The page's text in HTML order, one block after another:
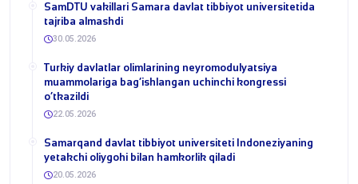
SamDTU vakillari Samara davlat tibbiyot universitetida
tajriba almashdi
30.05.2026
​Turkiy davlatlar olimlarining neyromodulyatsiya
muammolariga bag‘ishlangan uchinchi kongressi
o‘tkazildi
22.05.2026
Samarqand davlat tibbiyot universiteti Indoneziyaning
yetakchi oliygohi bilan hamkorlik qiladi
20.05.2026